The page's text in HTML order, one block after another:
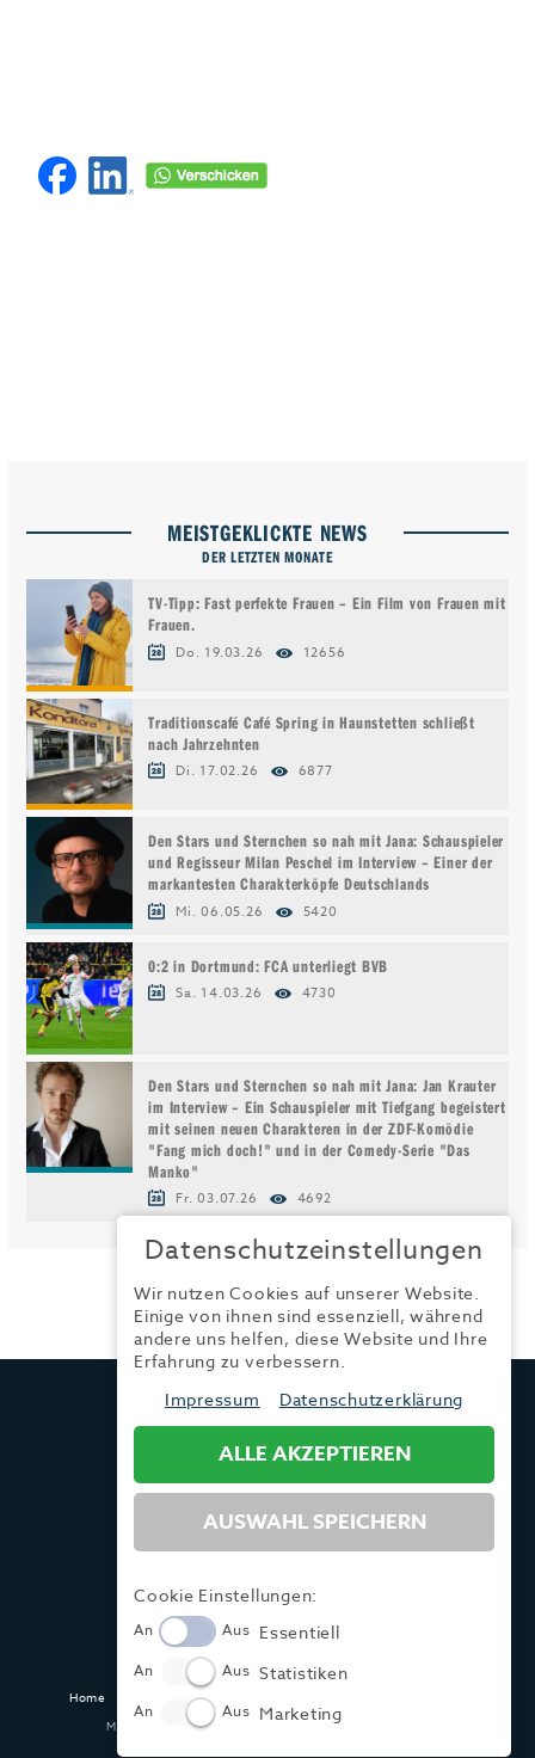
MEISTGEKLICKTE NEWS
DER LETZTEN MONATE
TV-Tipp: Fast perfekte Frauen – Ein Film von Frauen mit
Frauen.
Do. 19.03.26 12656
Traditionscafé Café Spring in Haunstetten schließt
nach Jahrzehnten
Di. 17.02.26 6877
Den Stars und Sternchen so nah mit Jana: Schauspieler
und Regisseur Milan Peschel im Interview – Einer der
markantesten Charakterköpfe Deutschlands
Mi. 06.05.26 5420
0:2 in Dortmund: FCA unterliegt BVB
Sa. 14.03.26 4730
Den Stars und Sternchen so nah mit Jana: Jan Krauter
im Interview – Ein Schauspieler mit Tiefgang begeistert
mit seinen neuen Charakteren in der ZDF-Komödie
"Fang mich doch!" und in der Comedy-Serie "Das
Manko"
Fr. 03.07.26 4692
TRENDYONE
Fax:
+49 (0) 821 / 99 82 34 41
Home Impressum
Made with ♥ in Dasing und Hamburg @ zwetschke.de
Datenschutzeinstellungen
Wir nutzen Cookies auf unserer Website.
Einige von ihnen sind essenziell, während
andere uns helfen, diese Website und Ihre
Erfahrung zu verbessern.
Impressum
Datenschutzerklärung
ALLE AKZEPTIEREN
AUSWAHL SPEICHERN
Cookie Einstellungen:
An Aus Essentiell
An Aus Statistiken
An Aus Marketing